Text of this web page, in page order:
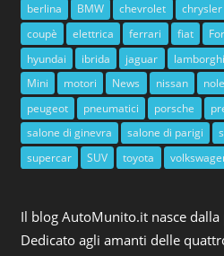
berlina
BMW chevrolet chrysler
coupè
elettrica ferrari fiat
hyundai
ibrida jaguar
Mini
motori News nissan
peugeot
pneumatici porsche
salone di ginevra
salone di parigi
supercar
SUV toyota
Il blog AutoMunito.it nasce
Dedicato agli amanti delle